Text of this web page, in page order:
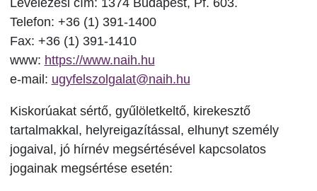
Levelezési cím: 1374 Budapest, Pf. 603.
Telefon: +36 (1) 391-1400
Fax: +36 (1) 391-1410
www: https://www.naih.hu
e-mail: ugyfelszolgalat@naih.hu
Kiskorúakat sértő, gyűlöletkeltő, kirekesztő
tartalmakkal, helyreigazítással, elhunyt személy
jogaival, jó hírnév megsértésével kapcsolatos
jogainak megsértése esetén: